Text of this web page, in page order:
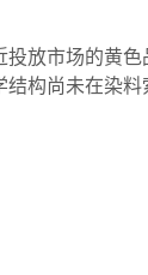
投放市场的黄
结构尚未在染料